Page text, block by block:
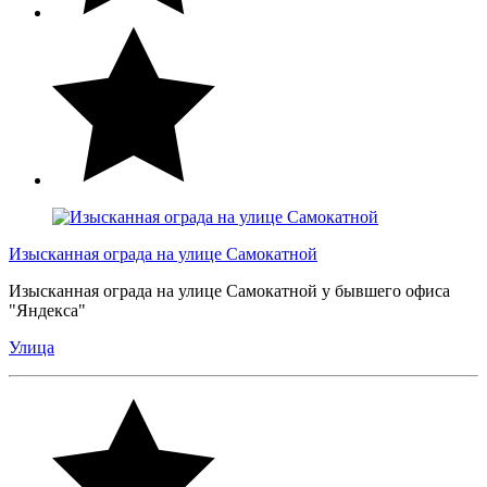
Изысканная ограда на улице Самокатной
Изысканная ограда на улице Самокатной у бывшего офиса
"Яндекса"
Улица